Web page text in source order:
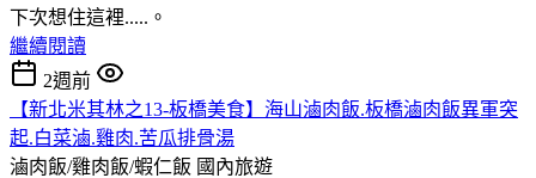
下次想住這裡.....。
繼續閱讀
2週前
【新北米其林之13-板橋美食】海山滷肉飯.板橋滷肉飯異軍突
起.白菜滷.雞肉.苦瓜排骨湯
滷肉飯/雞肉飯/蝦仁飯 國內旅遊